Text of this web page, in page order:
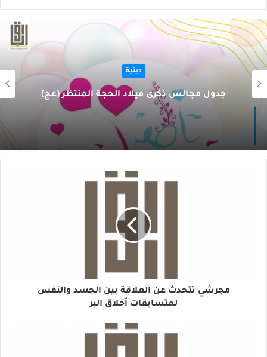
دينية
جدول مجالس ذكرى ميلاد الحجة المنتظر (عج)
مجرشي تتحدث عن العلاقة بين الجسد والنفس
لمتسابقات أخلاق البر